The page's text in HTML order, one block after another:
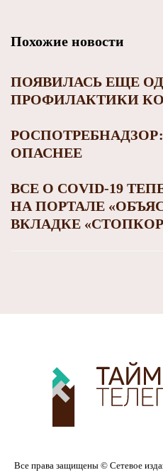
Похожие новости
ПОЯВИЛАСЬ ЕЩЕ
ПРОФИЛАКТИКИ
ОПАСНЕЕ
ВСЕ О COVID-19
НА ПОРТАЛЕ
ВКЛАДКЕ
Все права защищены © Сетевое